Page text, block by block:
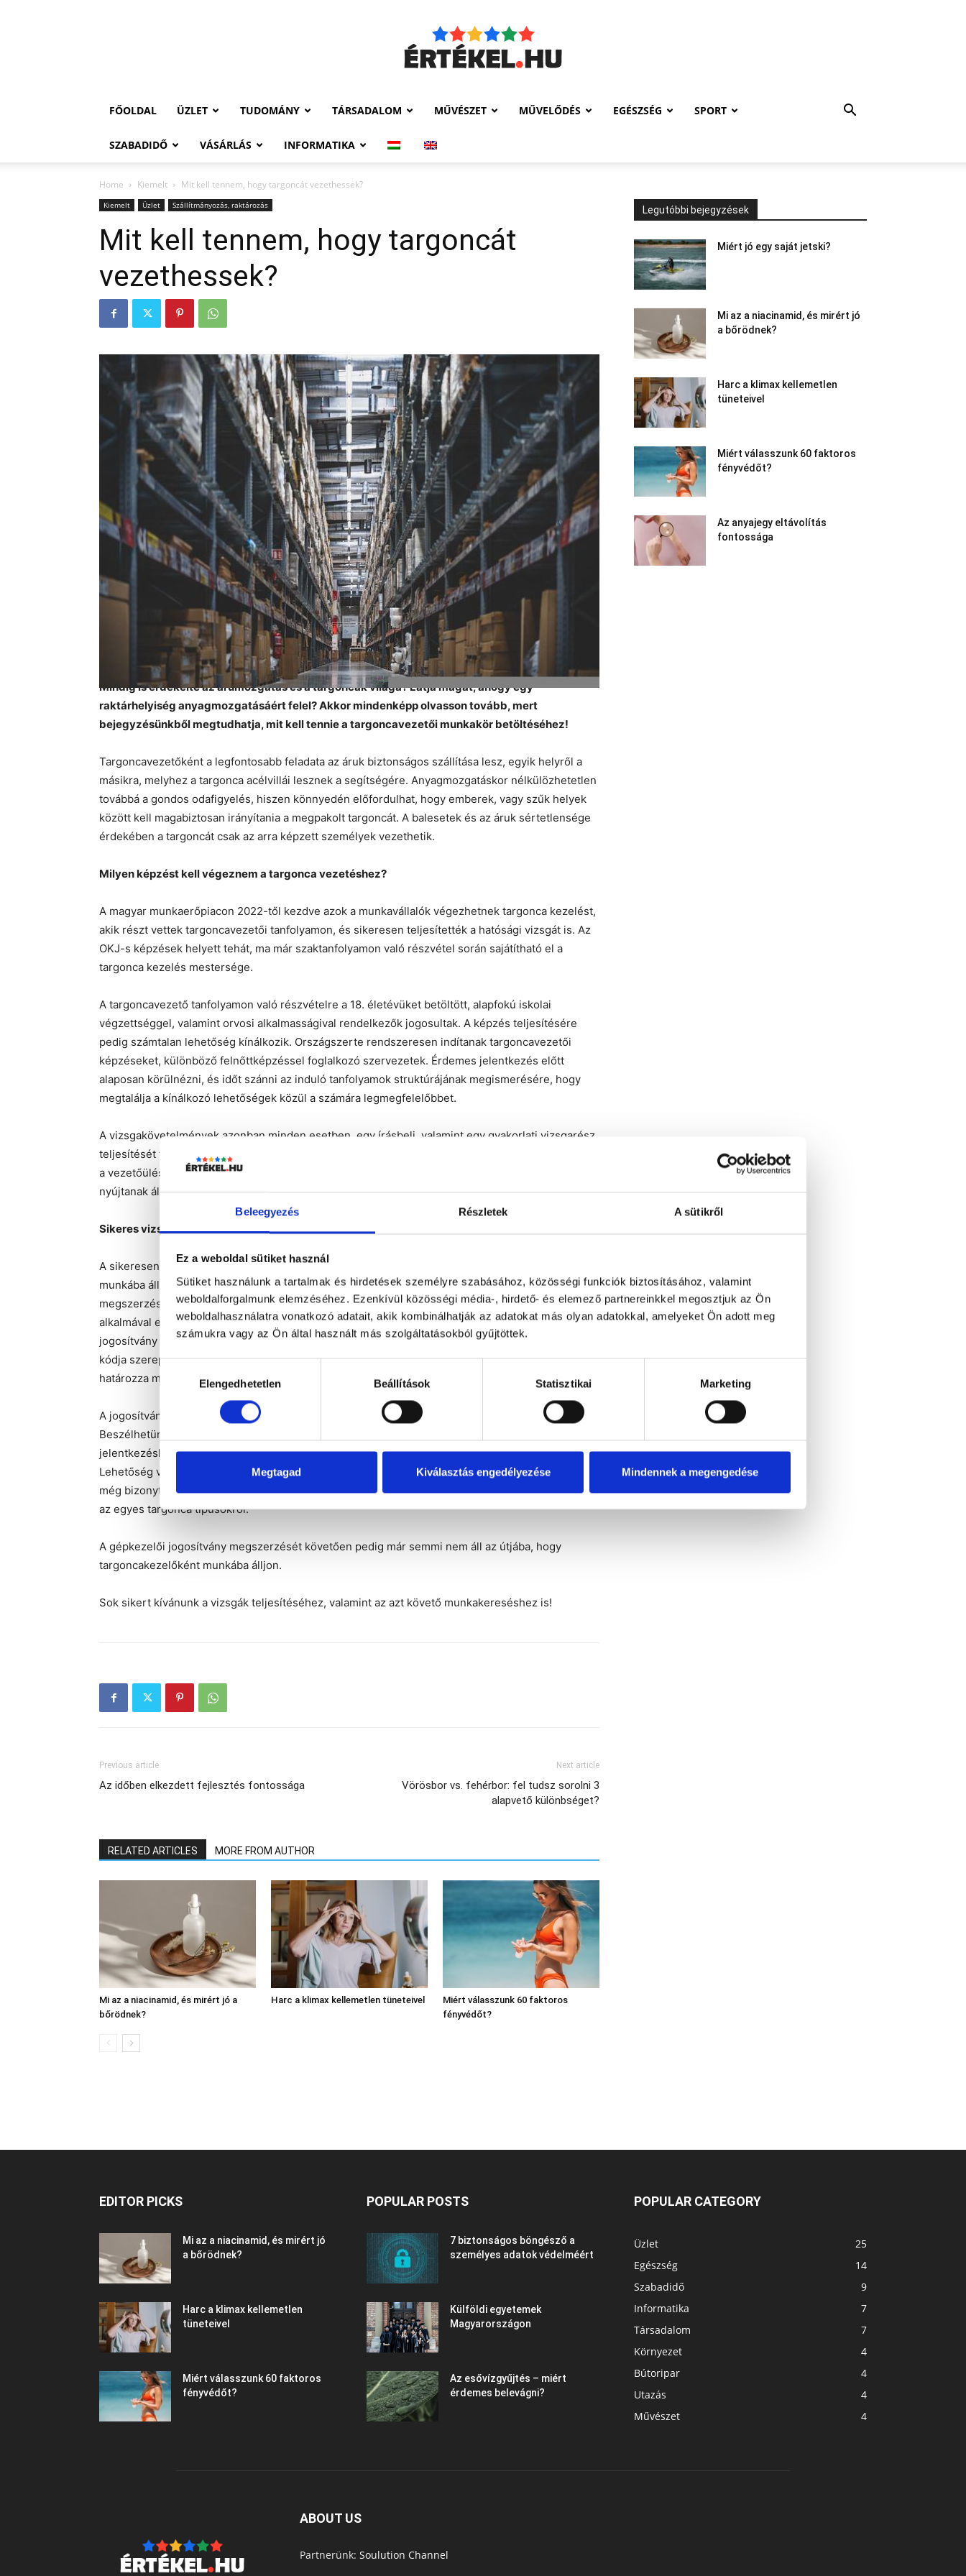
Beleegyezés Részletek A sütikről
Ez a weboldal sütiket használ
Sütiket használunk a tartalmak és hirdetések személyre szabásához, közösségi funkciók biztosításához, valamint
weboldalforgalmunk elemzéséhez. Ezenkívül közösségi média-, hirdető- és elemező partnereinkkel megosztjuk az Ön
weboldalhasználatra vonatkozó adatait, akik kombinálhatják az adatokat más olyan adatokkal, amelyeket Ön adott meg
számukra vagy az Ön által használt más szolgáltatásokból gyűjtöttek.
Hozzájárulás
kiválasztásaElengedhetetlen Beállítások Statisztikai Marketing
Megtagad Kiválasztás engedélyezése Mindennek a megengedése
FŐOLDAL ÜZLET TUDOMÁNY TÁRSADALOM MŰVÉSZET MŰVELŐDÉS EGÉSZSÉG SPORT
SZABADIDŐ VÁSÁRLÁS INFORMATIKA
Home Kiemelt Mit kell tennem, hogy targoncát vezethessek?
Kiemelt Üzlet Szállítmányozás, raktározás
Mit kell tennem, hogy targoncát
vezethessek?
Mindig is érdekelte az árumozgatás és a targoncák világa? Látja magát, ahogy egy
raktárhelyiség anyagmozgatásáért felel? Akkor mindenképp olvasson tovább, mert
bejegyzésünkből megtudhatja, mit kell tennie a targoncavezetői munkakör betöltéséhez!
Targoncavezetőként a legfontosabb feladata az áruk biztonságos szállítása lesz, egyik helyről a
másikra, melyhez a targonca acélvillái lesznek a segítségére. Anyagmozgatáskor nélkülözhetetlen
továbbá a gondos odafigyelés, hiszen könnyedén előfordulhat, hogy emberek, vagy szűk helyek
között kell magabiztosan irányítania a megpakolt targoncát. A balesetek és az áruk sértetlensége
érdekében a targoncát csak az arra képzett személyek vezethetik.
Milyen képzést kell végeznem a targonca vezetéshez?
A magyar munkaerőpiacon 2022-től kezdve azok a munkavállalók végezhetnek targonca kezelést,
akik részt vettek targoncavezetői tanfolyamon, és sikeresen teljesítették a hatósági vizsgát is. Az
OKJ-s képzések helyett tehát, ma már szaktanfolyamon való részvétel során sajátítható el a
targonca kezelés mestersége.
A targoncavezető tanfolyamon való részvételre a 18. életévüket betöltött, alapfokú iskolai
végzettséggel, valamint orvosi alkalmasságival rendelkezők jogosultak. A képzés teljesítésére
pedig számtalan lehetőség kínálkozik. Országszerte rendszeresen indítanak targoncavezetői
képzéseket, különböző felnőttképzéssel foglalkozó szervezetek. Érdemes jelentkezés előtt
alaposan körülnézni, és időt szánni az induló tanfolyamok struktúrájának megismerésére, hogy
megtalálja a kínálkozó lehetőségek közül a számára legmegfelelőbbet.
A vizsgakövetelmények azonban minden esetben, egy írásbeli, valamint egy gyakorlati vizsgarész
teljesítését foglalják magukban. A targoncavezető tanfolyamok által megszerezhető szakképesítés
a vezetőüléses targoncák, a vezetőállásos, valamint a gyalogkíséretű targoncák kezelésére
nyújtanak államilag elismert képesítést.
Sikeres vizsgát tettem. Hogyan tovább?
A sikeresen teljesített targoncavezetői tanfolyam önmagában nem elegendő a területen való
munkába álláshoz. Szükséges ugyanis egy további jogosítvány, a gépkezelői jogosítvány
megszerzése is. Ennek érdekében egy gyakorlati vizsgát kell teljesíteni a jelentkezőknek, mely
alkalmával egy rakodási feladat végrehajtására kell készülni. Fontos kiemelni, hogy a gépkezelői
jogosítvány csupán arra a targonca típusra vonatkozik, mellyel a vizsgát teljesítette, és amelynek
kódja szerepel a jogosítványon. Ezenfelül a jogosítvány érvényességét az orvosi alkalmassági
határozza meg, melyet azonban egy újabb vizsgálattal meg lehet hosszabbítani.
A jogosítványszerzés szempontjából három különböző targoncatípust különböztethetünk meg.
Beszélhetünk vezetőüléses, vezetőállásos és gyalogkíséretű targoncákról is, és a vizsgára való
jelentkezéskor kell eldönteni, hogy ezek közül melyik gépcsoportra kíván jogosítványt szerezni.
Lehetőség van azonban több géptípusból való vizsgázásra is. Amennyiben jelentkezés előtt áll, és
még bizonytalan, hogy melyik gépcsoportot válassza,ezen az oldalontovábbi információkat talál
az egyes targonca típusokról.
A gépkezelői jogosítvány megszerzését követően pedig már semmi nem áll az útjába, hogy
targoncakezelőként munkába álljon.
Sok sikert kívánunk a vizsgák teljesítéséhez, valamint az azt követő munkakereséshez is!
Previous article
Az időben elkezdett fejlesztés fontossága
Next article
Vörösbor vs. fehérbor: fel tudsz sorolni 3
alapvető különbséget?
RELATED ARTICLES MORE FROM AUTHOR
Mi az a niacinamid, és mirért jó a
bőrödnek?
Harc a klimax kellemetlen tüneteivel
Miért válasszunk 60 faktoros
fényvédőt?
Legutóbbi bejegyzések
Miért jó egy saját jetski?
Mi az a niacinamid, és mirért jó
a bőrödnek?
Harc a klimax kellemetlen
tüneteivel
Miért válasszunk 60 faktoros
fényvédőt?
Az anyajegy eltávolítás
fontossága
EDITOR PICKS
Mi az a niacinamid, és mirért jó
a bőrödnek?
Harc a klimax kellemetlen
tüneteivel
Miért válasszunk 60 faktoros
fényvédőt?
POPULAR POSTS
7 biztonságos böngésző a
személyes adatok védelméért
Külföldi egyetemek
Magyarországon
Az esővízgyűjtés – miért
érdemes belevágni?
POPULAR CATEGORY
Üzlet
25
Egészség
14
Szabadidő
9
Informatika
7
Társadalom
7
Környezet
4
Bútoripar
4
Utazás
4
Művészet
4
ABOUT US
Partnerünk: Soulution Channel